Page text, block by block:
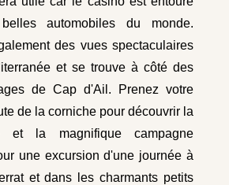
automobiles du monde.
des vues spectaculaires
et se trouve à côté des
de Cap d'Ail. Prenez votre
de la corniche pour découvrir la
et la magnifique campagne
une excursion d'une journée à
et dans les charmants petits